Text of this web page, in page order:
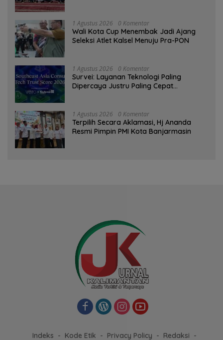
1 Agustus 2026 0 Komentar
Wali Kota Cup Menembak Jadi Ajang
Seleksi Atlet Kalsel Menuju Pra-PON
1 Agustus 2026 0 Komentar
Survei: Layanan Teknologi Paling
Dipercaya Justru Paling Cepat
1 Agustus 2026 0 Komentar
‎Terpilih Secara Aklamasi, Hj Ananda
Resmi Pimpin PMI Kota Banjarmasin
Indeks Kode Etik Privacy Policy Redaksi